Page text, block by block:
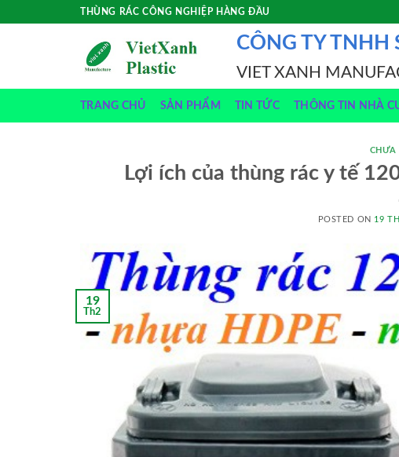
THÙNG RÁC CÔNG NGHIỆP HÀNG ĐẦU
CÔNG TY TNHH
VIET XANH
TRANG CHỦ SẢN PHẨM TIN TỨC THÔNG TIN NHÀ
CHƯA
Lợi ích của thùng rác y tế
POSTED ON 19
19
Th2